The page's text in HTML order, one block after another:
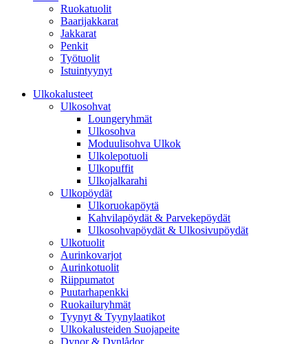
Ruokatuolit
Baarijakkarat
Jakkarat
Penkit
Työtuolit
Istuintyynyt
Ulkokalusteet
Ulkosohvat
Loungeryhmät
Ulkosohva
Moduulisohva Ulkok
Ulkolepotuoli
Ulkopuffit
Ulkojalkarahi
Ulkopöydät
Ulkoruokapöytä
Kahvilapöydät & Parvekepöydät
Ulkosohvapöydät & Ulkosivupöydät
Ulkotuolit
Aurinkovarjot
Aurinkotuolit
Riippumatot
Puutarhapenkki
Ruokailuryhmät
Tyynyt & Tyynylaatikot
Ulkokalusteiden Suojapeite
Dynor & Dynlådor